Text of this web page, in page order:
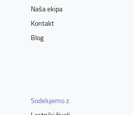
Naša ekipa
Kontakt
Blog
Sodelujemo z